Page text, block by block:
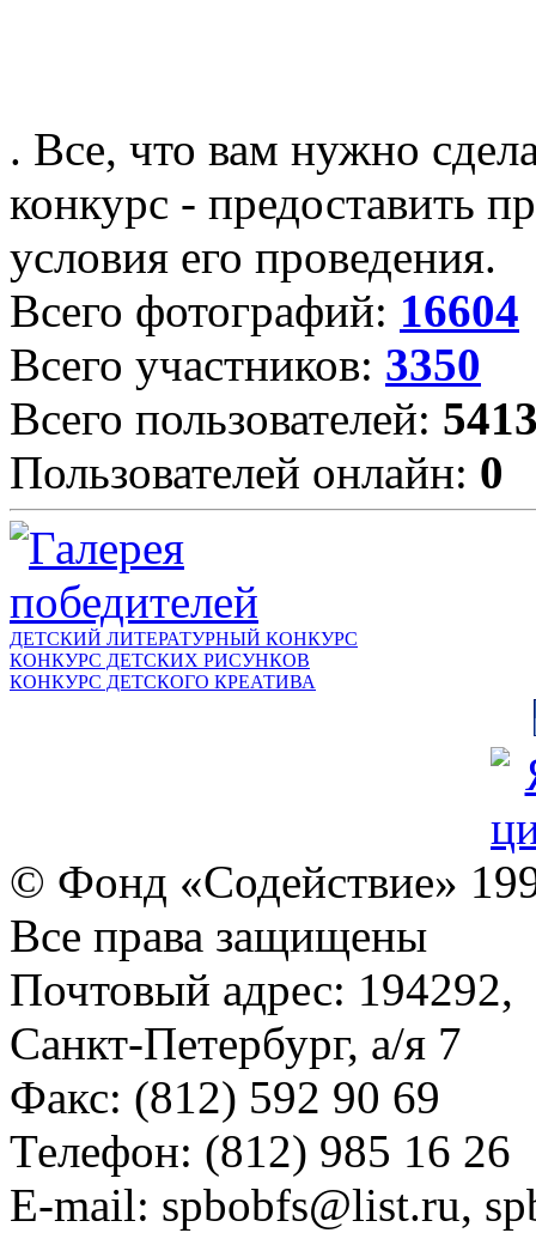
. Все, что вам нужно
конкурс - предоставить
условия его проведения.
Всего фотографий: 16604
Всего участников: 3350
Всего пользователей:
Пользователей онлайн: 0
ДЕТСКИЙ ЛИТЕРАТУРНЫЙ КОНКУРС
КОНКУРС ДЕТСКИХ РИСУНКОВ
КОНКУРС ДЕТСКОГО КРЕАТИВА
© Фонд «Содействие»
Все права защищены
Почтовый адрес: 194292,
Санкт-Петербург, а/я 7
Факс: (812) 592 90 69
Телефон: (812) 985 16 26
E-mail: spbobfs@list.ru,